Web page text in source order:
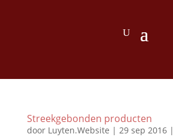
Streekgebonden producten
door Luyten.Website | 29 sep 2016|